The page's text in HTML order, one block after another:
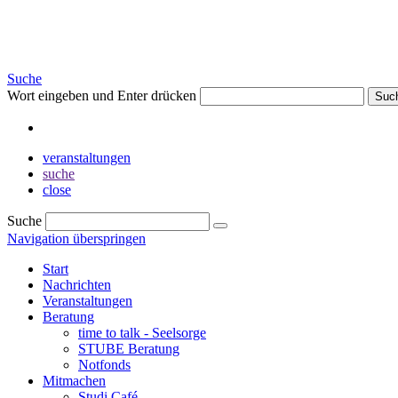
Suche
Wort eingeben und Enter drücken
veranstaltungen
suche
close
Suche
Navigation überspringen
Start
Nachrichten
Veranstaltungen
Beratung
time to talk - Seelsorge
STUBE Beratung
Notfonds
Mitmachen